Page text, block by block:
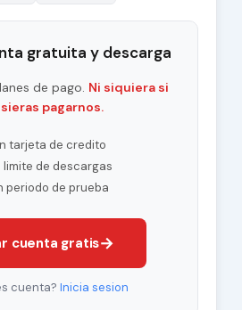
gratuita y descarga
de pago. Ni siquiera si
pagarnos.
tarjeta de credito
limite de descargas
periodo de prueba
cuenta gratis→
cuenta? Inicia sesion